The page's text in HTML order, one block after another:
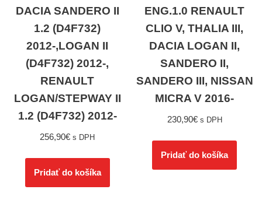
DACIA SANDERO II
1.2 (D4F732)
2012-,LOGAN II
(D4F732) 2012-,
RENAULT
LOGAN/STEPWAY II
1.2 (D4F732) 2012-
256,90€ s DPH
Pridať do košíka
ENG.1.0 RENAULT
CLIO V, THALIA III,
DACIA LOGAN II,
SANDERO II,
SANDERO III, NISSAN
MICRA V 2016-
230,90€ s DPH
Pridať do košíka